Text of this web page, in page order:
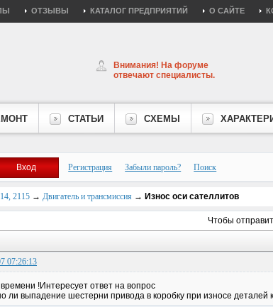
ОТЗЫВЫ КАТАЛОГ ПРЕДПРИЯТИЙ О САЙТЕ
Внимания! На форуме
отвечают специалисты.
СТАТЬИ СХЕМЫ
Регистрация Забыли пароль? Поиск
2115 → Двигатель и трансмиссия → Износ оси сателлитов
Чтобы
07:26:13
!Интересует ответ на вопрос
ли выпадение шестерни привода в коробку при износе деталей